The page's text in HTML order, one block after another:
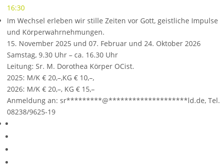
16:30
Im Wechsel erleben wir stille Zeiten vor Gott, geistliche Impulse
und Körperwahrnehmungen.
15. November 2025 und 07. Februar und 24. Oktober 2026
Samstag, 9.30 Uhr – ca. 16.30 Uhr
Leitung: Sr. M. Dorothea Körper OCist.
2025: M/K € 20,–,KG € 10,–,
2026: M/K € 20,–, KG € 15,–
Anmeldung an: sr*********@********************ld.de, Tel.
08238/9625-19